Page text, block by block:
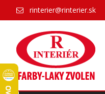
rinterier@rinterier.sk